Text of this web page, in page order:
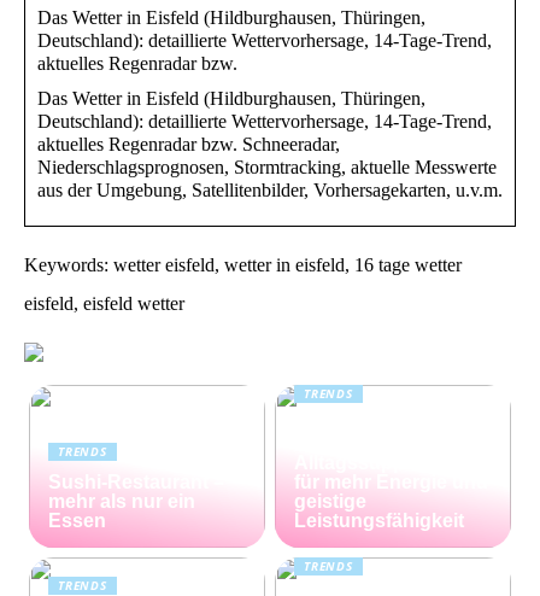
Das Wetter in Eisfeld (Hildburghausen, Thüringen,
Deutschland): detaillierte Wettervorhersage, 14-Tage-Trend,
aktuelles Regenradar bzw.
Das Wetter in Eisfeld (Hildburghausen, Thüringen,
Deutschland): detaillierte Wettervorhersage, 14-Tage-Trend,
aktuelles Regenradar bzw. Schneeradar,
Niederschlagsprognosen, Stormtracking, aktuelle Messwerte
aus der Umgebung, Satellitenbilder, Vorhersagekarten, u.v.m.
Keywords: wetter eisfeld, wetter in eisfeld, 16 tage wetter
eisfeld, eisfeld wetter
TRENDS
Sushi-Restaurant –
mehr als nur ein
Essen
TRENDS
für mehr Energie und
geistige
Leistungsfähigkeit
TRENDS
TRENDS